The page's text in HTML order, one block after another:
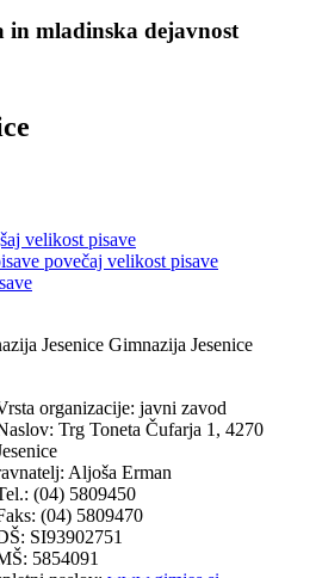
in mladinska dejavnost
velikost pisave
povečaj velikost pisave
Jesenice Gimnazija Jesenice
organizacije: javni zavod
Trg Toneta Čufarja 1, 4270
Aljoša Erman
(04) 5809450
(04) 5809470
SI93902751
5854091